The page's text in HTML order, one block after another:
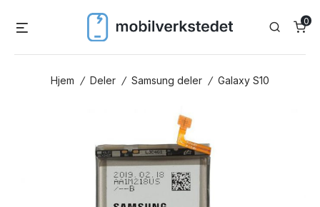
Search
0
Hjem / Deler / Samsung deler / Galaxy S10